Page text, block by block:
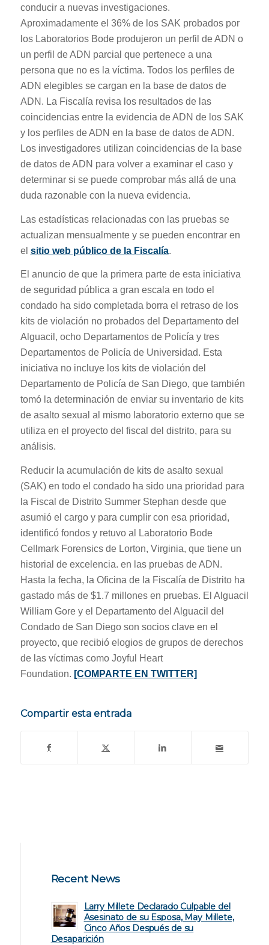
conducir a nuevas investigaciones.
Aproximadamente el 36% de los SAK probados por
los Laboratorios Bode produjeron un perfil de ADN o
un perfil de ADN parcial que pertenece a una
persona que no es la víctima. Todos los perfiles de
ADN elegibles se cargan en la base de datos de
ADN. La Fiscalía revisa los resultados de las
coincidencias entre la evidencia de ADN de los SAK
y los perfiles de ADN en la base de datos de ADN.
Los investigadores utilizan coincidencias de la base
de datos de ADN para volver a examinar el caso y
determinar si se puede comprobar más allá de una
duda razonable con la nueva evidencia.
Las estadísticas relacionadas con las pruebas se
actualizan mensualmente y se pueden encontrar en
el sitio web público de la Fiscalía.
El anuncio de que la primera parte de esta iniciativa
de seguridad pública a gran escala en todo el
condado ha sido completada borra el retraso de los
kits de violación no probados del Departamento del
Alguacil, ocho Departamentos de Policía y tres
Departamentos de Policía de Universidad. Esta
iniciativa no incluye los kits de violación del
Departamento de Policía de San Diego, que también
tomó la determinación de enviar su inventario de kits
de asalto sexual al mismo laboratorio externo que se
utiliza en el proyecto del fiscal del distrito, para su
análisis.
Reducir la acumulación de kits de asalto sexual
(SAK) en todo el condado ha sido una prioridad para
la Fiscal de Distrito Summer Stephan desde que
asumió el cargo y para cumplir con esa prioridad,
identificó fondos y retuvo al Laboratorio Bode
Cellmark Forensics de Lorton, Virginia, que tiene un
historial de excelencia. en las pruebas de ADN.
Hasta la fecha, la Oficina de la Fiscalía de Distrito ha
gastado más de $1.7 millones en pruebas. El Alguacil
William Gore y el Departamento del Alguacil del
Condado de San Diego son socios clave en el
proyecto, que recibió elogios de grupos de derechos
de las víctimas como Joyful Heart
Foundation. [COMPARTE EN TWITTER]
Compartir esta entrada
Recent News
Larry Millete Declarado Culpable del
Asesinato de su Esposa, May Millete,
Cinco Años Después de su
Desaparición